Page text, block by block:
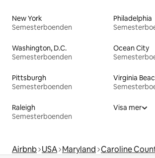
New York
Semesterboenden
Philadelphia
Washington, D.C.
Semesterboenden
Ocean City
Pittsburgh
Semesterboenden
Virginia
Raleigh
Semesterboenden
Visa mer
Airbnb USA Maryland Caroline